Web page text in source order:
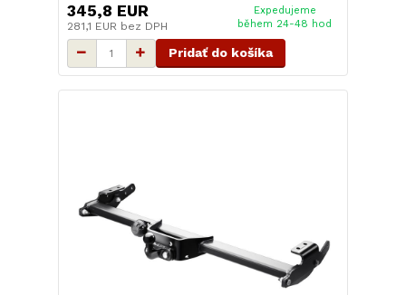
345,8 EUR
281,1 EUR bez DPH
Expedujeme
během 24-48 hod
Pridať do košíka